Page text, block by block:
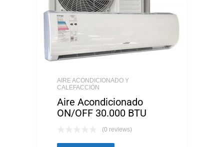
AIRE ACONDICIONADO Y
CALEFACCIÓN
Aire Acondicionado
ON/OFF 30.000 BTU
(0 reviews)